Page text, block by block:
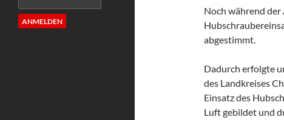
Noch während
abgestimmt.
Dadurch erfolgte
des Landkreises
Einsatz des
Luft gebildet und